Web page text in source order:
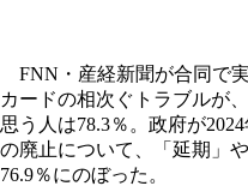
FNN・産経新聞が合同で
カードの相次ぐトラブルが
思う人は78.3％。政府が
の廃止について、「延期」
76.9％にのぼった。